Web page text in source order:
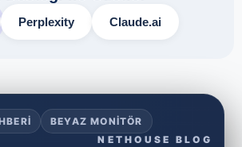
Perplexity Claude.ai
BEYAZ MONITÖR
NETHOUSE BLOG